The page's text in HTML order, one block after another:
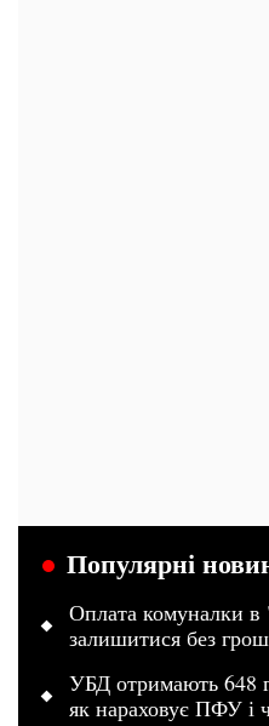
Популярні
Оплата комуналки
залишитися без
УБД отримають 648
як нараховує ПФУ і